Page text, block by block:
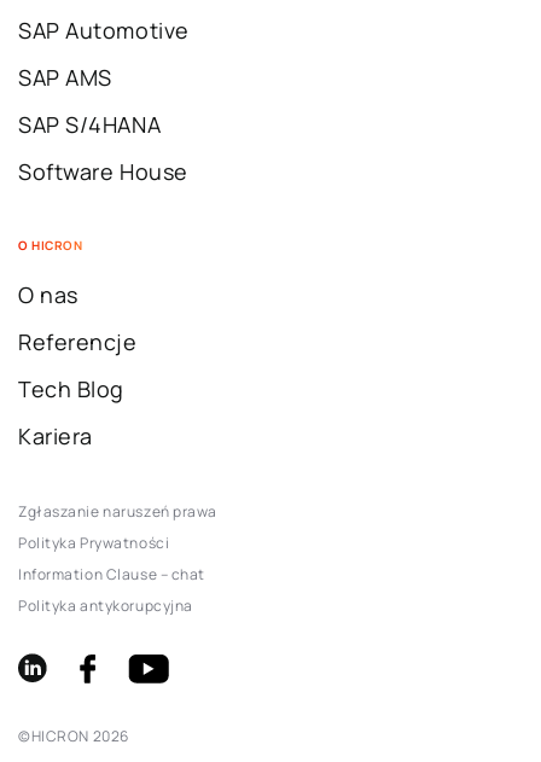
SAP Automotive
SAP AMS
SAP S/4HANA
Software House
O HICRON
O nas
Referencje
Tech Blog
Kariera
©HICRON 2026
Zgłaszanie naruszeń prawa
Polityka Prywatności
Information Clause – chat
Polityka antykorupcyjna